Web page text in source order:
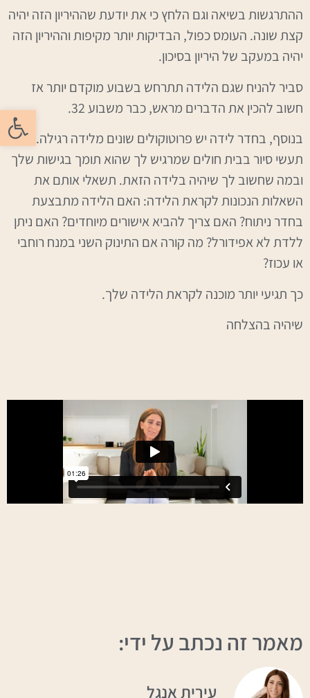
פתח
ההתרגשות בשיאה וגם הלחץ כי את יודעת שההיריון הזה יהיה
קצת שונה. העומס כפול, הבדיקות יותר מקיפות וההיריון הזה
יהיה במעקב של היריון בסיכון.
סביר להניח שגם הלידה תתרחש בשבוע מוקדם יותר אז
חשוב להכין את הדברים מראש, כבר משבוע 32.
בנוסף, בחדר לידה יש פרוטוקולים שונים מלידה רגילה.
תעשי סיור בבית חולים שמרגיש לך שהוא תומך בגישות שלך
ובמה שחשוב לך שיהיה בלידה הזאת. תשאלי אותם את
השאלות הנכונות לקראת הלידה: האם הלידה מתבצעת
בחדר ניתוח? האם צריך להביא אישורים מיוחדים? האם ניתן
ללדת לא אפידורל? מה קורה אם התינוק השני במנח רוחבי
או עכוז?
כך תגיעי יותר מוכנה לקראת הלידה שלך.
שיהיה בהצלחה
מאמר זה נכתב על ידי:
עירית אנגל